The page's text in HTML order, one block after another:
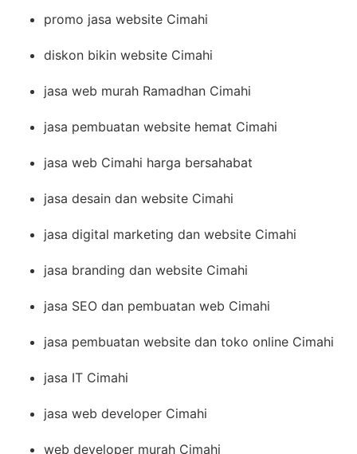
promo jasa website Cimahi
diskon bikin website Cimahi
jasa web murah Ramadhan Cimahi
jasa pembuatan website hemat Cimahi
jasa web Cimahi harga bersahabat
jasa desain dan website Cimahi
jasa digital marketing dan website Cimahi
jasa branding dan website Cimahi
jasa SEO dan pembuatan web Cimahi
jasa pembuatan website dan toko online Cimahi
jasa IT Cimahi
jasa web developer Cimahi
web developer murah Cimahi